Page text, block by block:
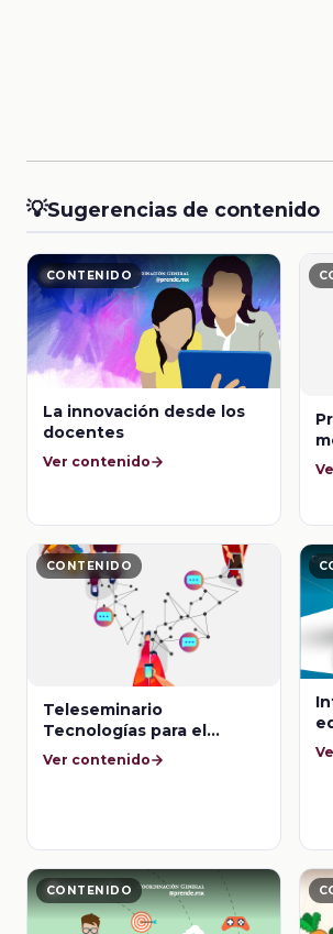
💡Sugerencias de contenido
CONTENIDO
La innovación desde los
docentes
Ver contenido
CONTENIDO
Teleseminario
Tecnologías para el
aprendizaje online y
Ver contenido
CONTENIDO